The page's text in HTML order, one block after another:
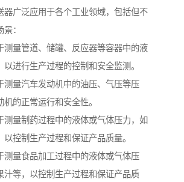
器广泛应用于各个工业领域，包括但不
：
测量管道、储罐、反应器等容器中的液
进行生产过程的控制和安全监测。
测量汽车发动机中的油压、气压等压
的正常运行和安全性。
测量制药过程中的液体或气体压力，如
以控制生产过程和保证产品质量。
测量食品加工过程中的液体或气体压
汁等，以控制生产过程和保证产品质